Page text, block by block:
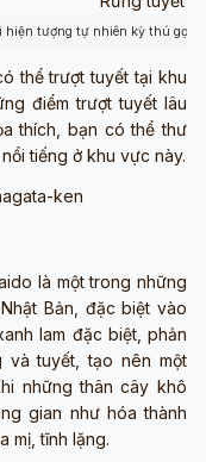
hiện tượng tự nhiên kỳ thú gọi
thể trượt tuyết tại khu
điểm trượt tuyết lâu
thích, bạn có thể thư
tiếng ở khu vực này.
ken
là một trong những
Bản, đặc biệt vào
lam đặc biệt, phản
và tuyết, tạo nên một
những thân cây khô
gian như hóa thành
mị, tĩnh lặng.